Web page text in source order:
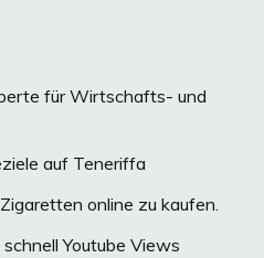
für Wirtschafts- und
auf Teneriffa
online zu kaufen.
Youtube Views